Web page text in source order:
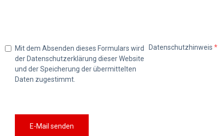
Datenschutzhinweis *
Mit dem Absenden dieses Formulars wird
der Datenschutzerklärung dieser Website
und der Speicherung der übermittelten
Daten zugestimmt.
E-Mail senden